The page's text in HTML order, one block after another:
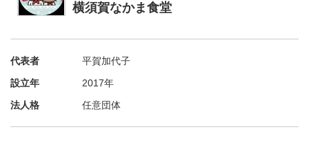
横須賀なかま食堂
代表者
平賀加代子
設立年
2017年
法人格
任意団体